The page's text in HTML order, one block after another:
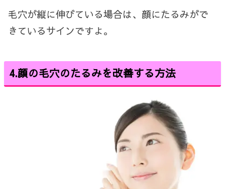
毛穴が縦に伸びている場合は、顔にたるみがで
きているサインですよ。
4.顔の毛穴のたるみを改善する方法